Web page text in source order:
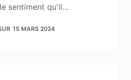
sentiment qu'il…
15 MARS 2024